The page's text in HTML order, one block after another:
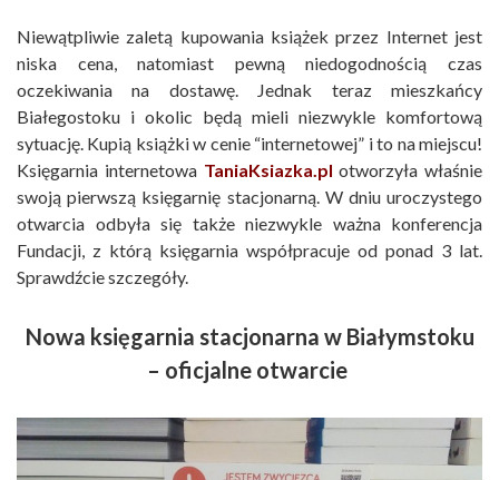
Niewątpliwie zaletą kupowania książek przez Internet jest
niska cena, natomiast pewną niedogodnością czas
oczekiwania na dostawę. Jednak teraz mieszkańcy
Białegostoku i okolic będą mieli niezwykle komfortową
sytuację. Kupią książki w cenie “internetowej” i to na miejscu!
Księgarnia internetowa TaniaKsiazka.pl otworzyła właśnie
swoją pierwszą księgarnię stacjonarną. W dniu uroczystego
otwarcia odbyła się także niezwykle ważna konferencja
Fundacji, z którą księgarnia współpracuje od ponad 3 lat.
Sprawdźcie szczegóły.
Nowa księgarnia stacjonarna w Białymstoku
– oficjalne otwarcie